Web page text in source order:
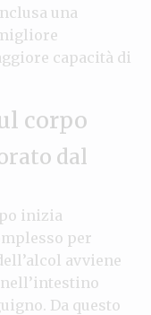
una
capacità di
corpo
dal
inizia
per
avviene
Da questo